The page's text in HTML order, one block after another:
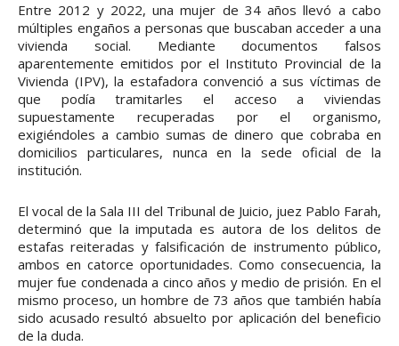
Entre 2012 y 2022, una mujer de 34 años llevó a cabo
múltiples engaños a personas que buscaban acceder a una
vivienda social. Mediante documentos falsos
aparentemente emitidos por el Instituto Provincial de la
Vivienda (IPV), la estafadora convenció a sus víctimas de
que podía tramitarles el acceso a viviendas
supuestamente recuperadas por el organismo,
exigiéndoles a cambio sumas de dinero que cobraba en
domicilios particulares, nunca en la sede oficial de la
institución.
El vocal de la Sala III del Tribunal de Juicio, juez Pablo Farah,
determinó que la imputada es autora de los delitos de
estafas reiteradas y falsificación de instrumento público,
ambos en catorce oportunidades. Como consecuencia, la
mujer fue condenada a cinco años y medio de prisión. En el
mismo proceso, un hombre de 73 años que también había
sido acusado resultó absuelto por aplicación del beneficio
de la duda.